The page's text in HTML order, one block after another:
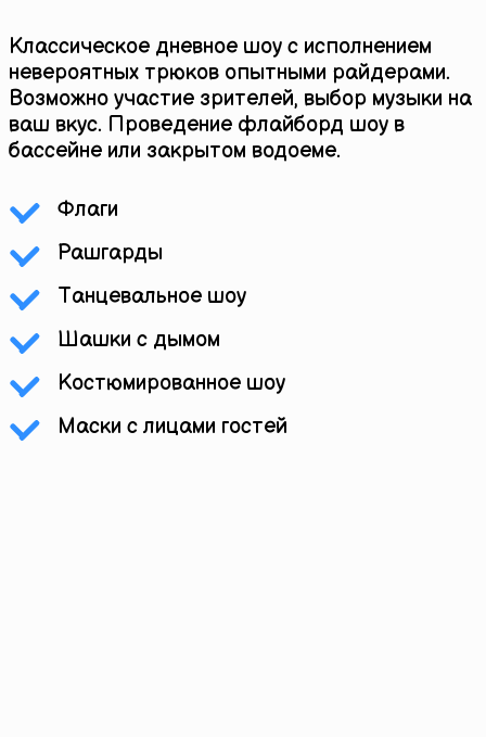
Классическое дневное шоу с исполнением
невероятных трюков опытными райдерами.
Возможно участие зрителей, выбор музыки на
ваш вкус. Проведение флайборд шоу в
бассейне или закрытом водоеме.
Флаги
Рашгарды
Танцевальное шоу
Шашки с дымом
Костюмированное шоу
Маски с лицами гостей